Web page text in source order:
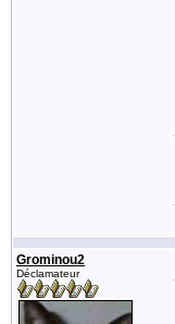
Grominou2
Déclamateur